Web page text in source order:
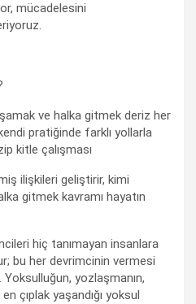
mücadelesini
ve halka gitmek deriz her
pratiğinde farklı yollarla
kitle çalışması
ilişkileri geliştirir, kimi
gitmek kavramı hayatın
hiç tanımayan insanlara
bu her devrimcinin vermesi
Yoksulluğun, yozlaşmanın,
çıplak yaşandığı yoksul